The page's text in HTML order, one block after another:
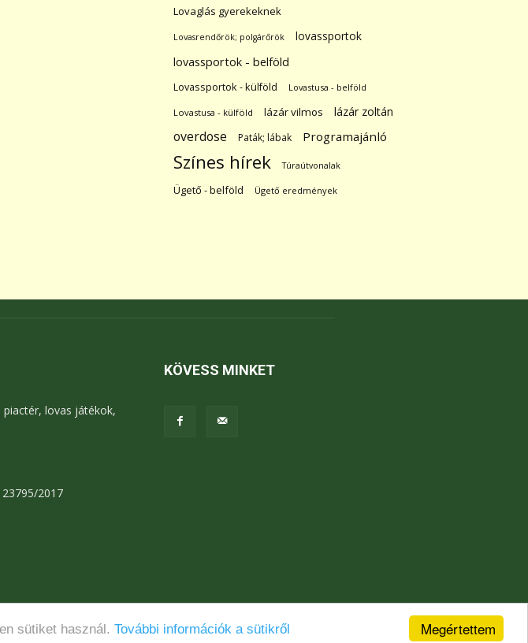
Megértettem
sütiket használ. További információk a sütikről
Lovaglás gyerekeknek
Lovasrendőrök; polgárőrök
lovassportok
lovassportok - belföld
Lovassportok - külföld Lovastusa - belföld
Lovastusa - külföld lázár vilmos lázár zoltán
overdose Paták; lábak Programajánló
Színes hírek Túraútvonalak
Ügető - belföld Ügető eredmények
lovas játékok,
2017
KÖVESS MINKET
Adatkezelési tájékoztató Jogi nyilatkozat Kapcsolat